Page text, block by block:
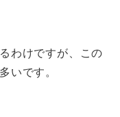
わけですが、この
いです。